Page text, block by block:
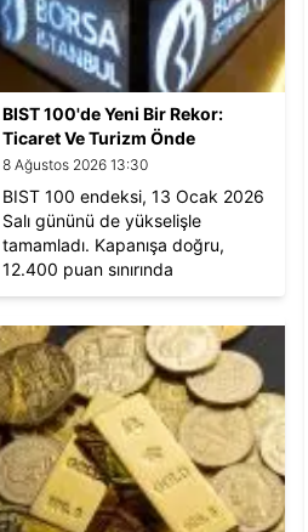
BIST 100'de Yeni Bir Rekor:
Ticaret Ve Turizm Önde
8 Ağustos 2026 13:30
BIST 100 endeksi, 13 Ocak 2026
Salı gününü de yükselişle
tamamladı. Kapanışa doğru,
12.400 puan sınırında
dengelendi.